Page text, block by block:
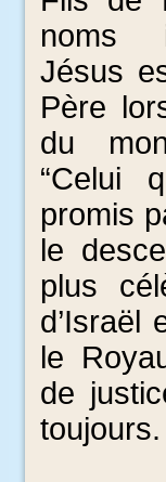
noms
Jésus
Père
du
“Celui
promis
le
plus
d’Israël
le
de
toujours.